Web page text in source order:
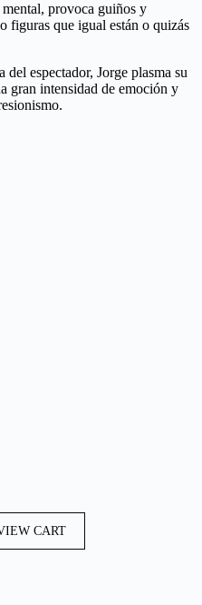
provoca guiños y
figuras que igual están o quizás
espectador, Jorge plasma su
gran intensidad de emoción y
CART